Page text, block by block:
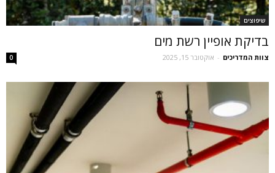
שיפוצים
בדיקת אופיין רשת מים
צוות המדריכים - אוקטובר 15, 2025 0